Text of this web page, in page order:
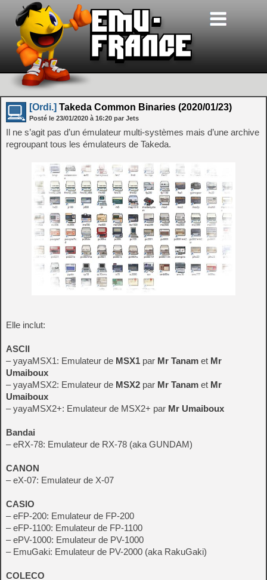
[Ordi.] Takeda Common Binaries (2020/01/23)
Posté le 23/01/2020 à 16:20 par Jets
Il ne s’agit pas d’un émulateur multi-systèmes mais d’une archive
regroupant tous les émulateurs de Takeda.
Elle inclut:
ASCII
– yayaMSX1: Emulateur de MSX1 par Mr Tanam et Mr
Umaiboux
– yayaMSX2: Emulateur de MSX2 par Mr Tanam et Mr
Umaiboux
– yayaMSX2+: Emulateur de MSX2+ par Mr Umaiboux
Bandai
– eRX-78: Emulateur de RX-78 (aka GUNDAM)
CANON
– eX-07: Emulateur de X-07
CASIO
– eFP-200: Emulateur de FP-200
– eFP-1100: Emulateur de FP-1100
– ePV-1000: Emulateur de PV-1000
– EmuGaki: Emulateur de PV-2000 (aka RakuGaki)
COLECO